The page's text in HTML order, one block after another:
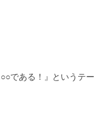
○○である！』というテー